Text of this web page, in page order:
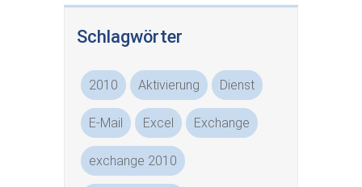
Schlagwörter
2010 Aktivierung Dienst
E-Mail Excel Exchange
exchange 2010